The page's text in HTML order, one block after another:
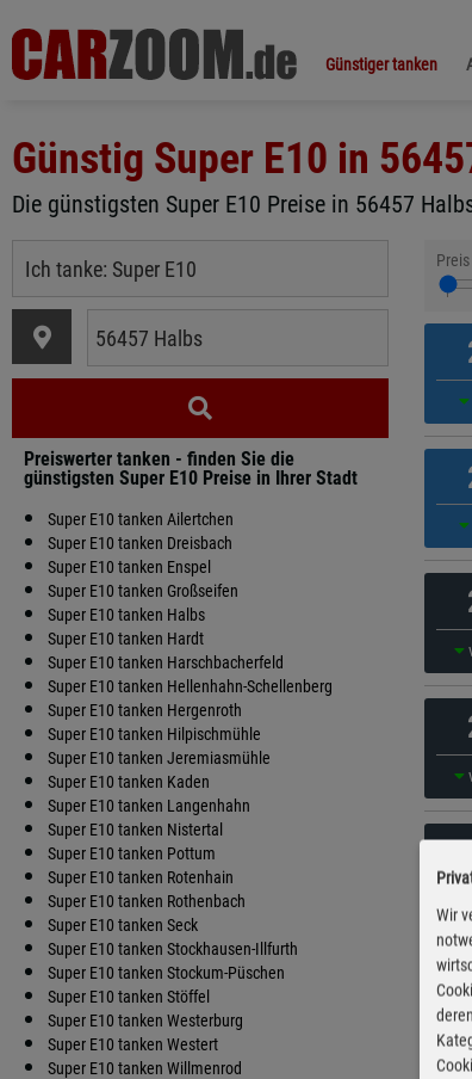
Günstiger tanken
Günstig Super E10 in
Die günstigsten Super E10 Preise in 56457
Preiswerter tanken - finden Sie die
günstigsten Super E10 Preise in Ihrer Stadt
Super E10 tanken Ailertchen
Super E10 tanken Dreisbach
Super E10 tanken Enspel
Super E10 tanken Großseifen
Super E10 tanken Halbs
Super E10 tanken Hardt
Super E10 tanken Harschbacherfeld
Super E10 tanken Hellenhahn-Schellenberg
Super E10 tanken Hergenroth
Super E10 tanken Hilpischmühle
Super E10 tanken Jeremiasmühle
Super E10 tanken Kaden
Super E10 tanken Langenhahn
Super E10 tanken Nistertal
Super E10 tanken Pottum
Super E10 tanken Rotenhain
Super E10 tanken Rothenbach
Super E10 tanken Seck
Super E10 tanken Stockhausen-Illfurth
Super E10 tanken Stockum-Püschen
Super E10 tanken Stöffel
Super E10 tanken Westerburg
Super E10 tanken Westert
Super E10 tanken Willmenrod
Wir